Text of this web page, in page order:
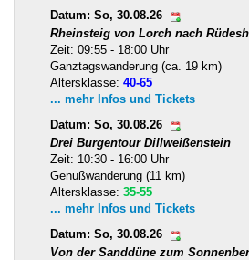
Datum: So, 30.08.26
Rheinsteig von Lorch nach
Zeit: 09:55 - 18:00 Uhr
Ganztagswanderung (ca. 19 km)
Altersklasse: 40-65
... mehr Infos und Tickets
Datum: So, 30.08.26
Drei Burgentour Dillweißenstein
Zeit: 10:30 - 16:00 Uhr
Genußwanderung (11 km)
Altersklasse: 35-55
... mehr Infos und Tickets
Datum: So, 30.08.26
Von der Sanddüne zum